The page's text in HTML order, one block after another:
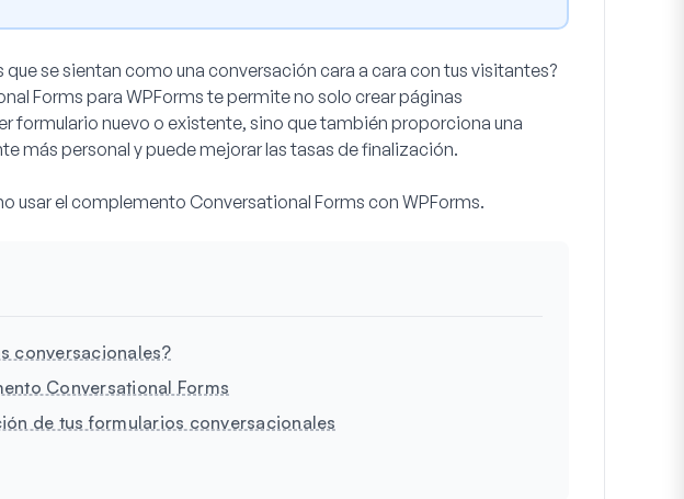
que se sientan como una conversación cara a cara con tus visitantes?
Forms para WPForms te permite no solo crear páginas
formulario nuevo o existente, sino que también proporciona una
más personal y puede mejorar las tasas de finalización.
usar el complemento Conversational Forms con WPForms.
conversacionales?
Conversational Forms
de tus formularios conversacionales